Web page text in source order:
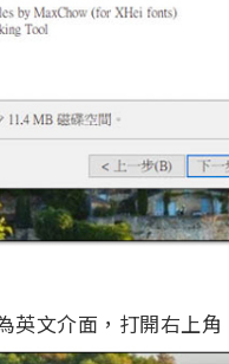
英文介面，打開右上